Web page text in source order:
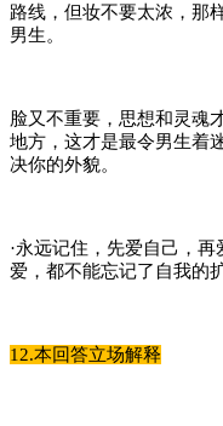
路线，但妆不要太浓，那
男生。
脸又不重要，思想和灵魂
地方，这才是最令男生着
决你的外貌。
·永远记住，先爱自己，
爱，都不能忘记了自我的
12.本回答立场解释